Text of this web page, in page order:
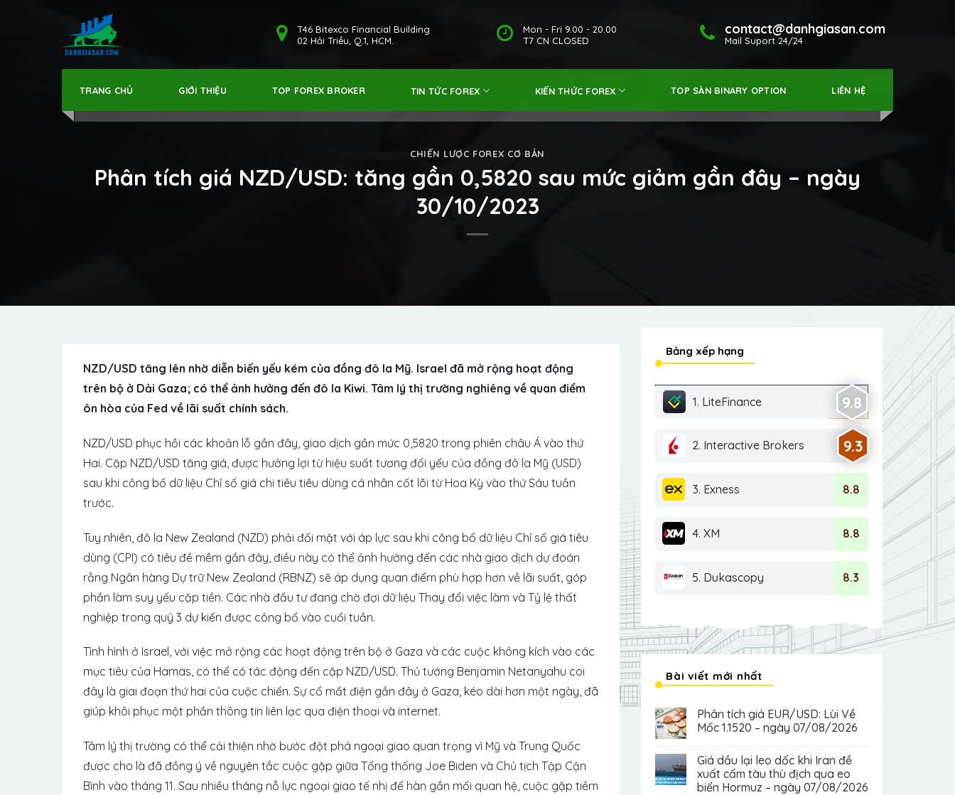
contact@danhgiasan.com
Mail Suport 24/24
Mon - Fri 9.00 - 20.00
T7 CN CLOSED
T46 Bitexco Financial Building
02 Hải Triều, Q.1, HCM.
TRANG CHỦ GIỚI THIỆU TOP FOREX BROKER TIN TỨC FOREX KIẾN THỨC FOREX TOP SÀN BINARY OPTION LIÊN HỆ
CHIẾN LƯỢC FOREX CƠ BẢN
Phân tích giá NZD/USD: tăng gần 0,5820 sau mức giảm gần đây – ngày
30/10/2023
NZD/USD tăng lên nhờ diễn biến yếu kém của đồng đô la Mỹ. Israel đã mở rộng hoạt động
trên bộ ở Dải Gaza; có thể ảnh hưởng đến đô la Kiwi. Tâm lý thị trường nghiêng về quan điểm
ôn hòa của Fed về lãi suất chính sách.
NZD/USD phục hồi các khoản lỗ gần đây, giao dịch gần mức 0,5820 trong phiên châu Á vào thứ
Hai. Cặp NZD/USD tăng giá, được hưởng lợi từ hiệu suất tương đối yếu của đồng đô la Mỹ (USD)
sau khi công bố dữ liệu Chỉ số giá chi tiêu tiêu dùng cá nhân cốt lõi từ Hoa Kỳ vào thứ Sáu tuần
trước.
Tuy nhiên, đô la New Zealand (NZD) phải đối mặt với áp lực sau khi công bố dữ liệu Chỉ số giá tiêu
dùng (CPI) có tiêu đề mềm gần đây, điều này có thể ảnh hưởng đến các nhà giao dịch dự đoán
rằng Ngân hàng Dự trữ New Zealand (RBNZ) sẽ áp dụng quan điểm phù hợp hơn về lãi suất, góp
phần làm suy yếu cặp tiền. Các nhà đầu tư đang chờ đợi dữ liệu Thay đổi việc làm và Tỷ lệ thất
nghiệp trong quý 3 dự kiến ​​được công bố vào cuối tuần.
Tình hình ở Israel, với việc mở rộng các hoạt động trên bộ ở Gaza và các cuộc không kích vào các
mục tiêu của Hamas, có thể có tác động đến cặp NZD/USD. Thủ tướng Benjamin Netanyahu coi
đây là giai đoạn thứ hai của cuộc chiến. Sự cố mất điện gần đây ở Gaza, kéo dài hơn một ngày, đã
giúp khôi phục một phần thông tin liên lạc qua điện thoại và internet.
Tâm lý thị trường có thể cải thiện nhờ bước đột phá ngoại giao quan trọng vì Mỹ và Trung Quốc
được cho là đã đồng ý về nguyên tắc cuộc gặp giữa Tổng thống Joe Biden và Chủ tịch Tập Cận
Bình vào tháng 11. Sau nhiều tháng nỗ lực ngoại giao tế nhị để hàn gắn mối quan hệ, cuộc gặp tiềm
Bảng xếp hạng
1. LiteFinance 9.8
2. Interactive Brokers 9.3
3. Exness 8.8
4. XM 8.8
5. Dukascopy 8.3
Bài viết mới nhất
Phân tích giá EUR/USD: Lùi Về
Mốc 1.1520 – ngày 07/08/2026
Giá dầu lại leo dốc khi Iran đề
xuất cấm tàu thù địch qua eo
biển Hormuz – ngày 07/08/2026